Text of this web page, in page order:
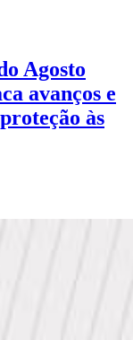
Agosto
avanços e
às